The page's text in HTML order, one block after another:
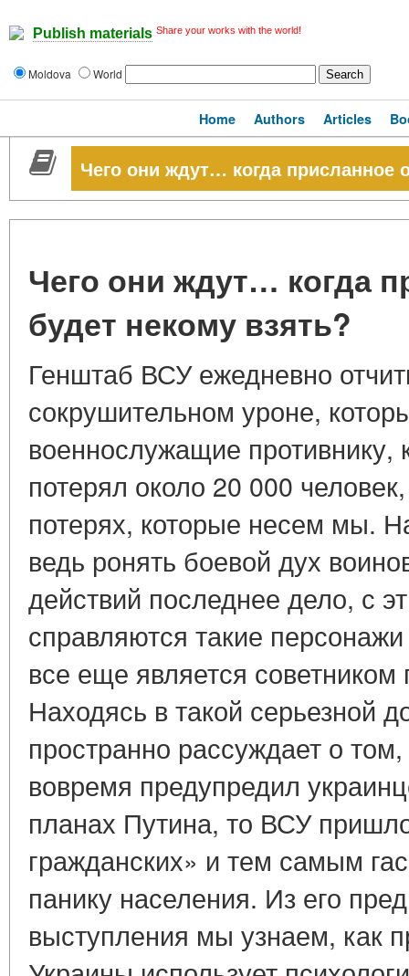
Publish materials Share your works with the world!
Moldova World
Home Authors Articles
Чего они ждут… когда присланное
Чего они ждут… когда
будет некому взять?
Генштаб ВСУ ежедневно
сокрушительном уроне,
военнослужащие
потерял около 20 000
потерях, которые несем мы.
ведь ронять боевой дух
действий последнее дело, с
справляются такие
все еще является
Находясь в такой серьезной
пространно рассуждает о
вовремя предупредил
планах Путина, то ВСУ
гражданских» и тем самым
панику населения. Из его
выступления мы узнаем, как